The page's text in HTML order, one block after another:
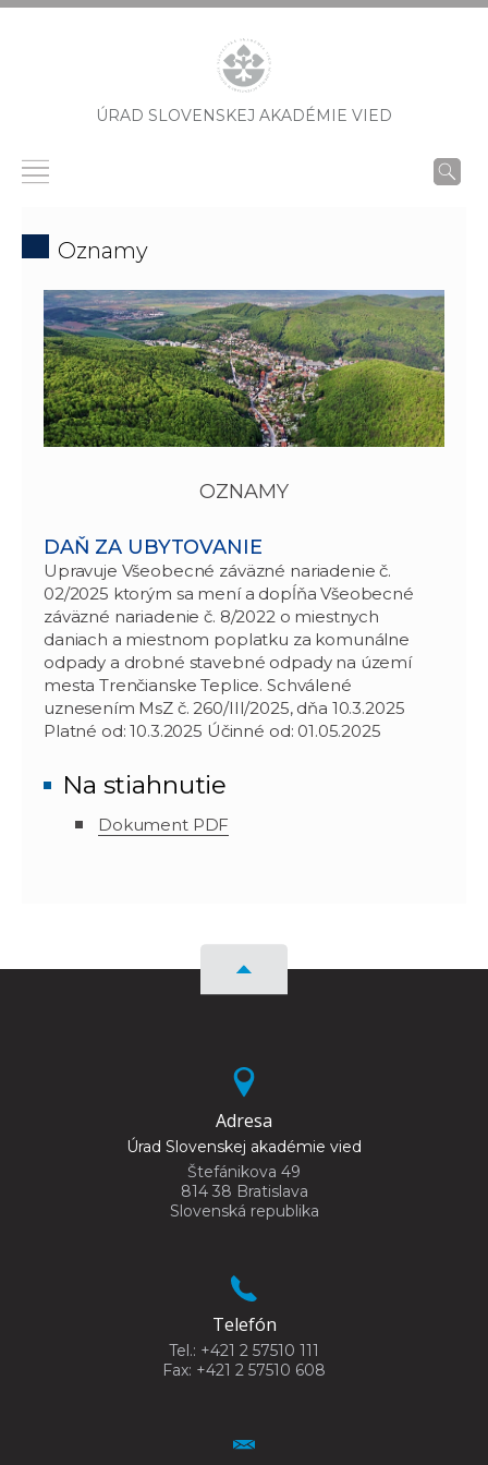
ÚRAD SLOVENSKEJ AKADÉMIE VIED
Oznamy
OZNAMY
DAŇ ZA UBYTOVANIE
Upravuje Všeobecné záväzné nariadenie č.
02/2025 ktorým sa mení a dopĺňa Všeobecné
záväzné nariadenie č. 8/2022 o miestnych
daniach a miestnom poplatku za komunálne
odpady a drobné stavebné odpady na území
mesta Trenčianske Teplice. Schválené
uznesením MsZ č. 260/III/2025, dňa 10.3.2025
Platné od: 10.3.2025 Účinné od: 01.05.2025
Na stiahnutie
Dokument PDF
Adresa
Úrad Slovenskej akadémie vied
Štefánikova 49
814 38 Bratislava
Slovenská republika
Telefón
Tel.: +421 2 57510 111
Fax: +421 2 57510 608